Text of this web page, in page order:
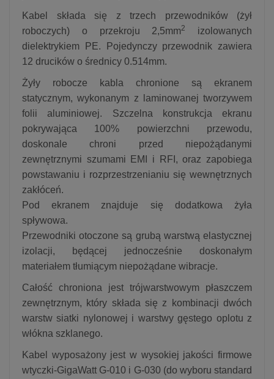
Kabel składa się z trzech przewodników (żył
roboczych) o przekroju 2,5mm2
izolowanych
dielektrykiem PE. Pojedynczy przewodnik zawiera
12 drucików o średnicy 0.514mm.
Żyły robocze kabla chronione są ekranem
statycznym, wykonanym z laminowanej tworzywem
folii aluminiowej. Szczelna konstrukcja ekranu
pokrywająca 100% powierzchni przewodu,
doskonale chroni przed niepożądanymi
zewnętrznymi szumami EMI i RFI, oraz zapobiega
powstawaniu i rozprzestrzenianiu się wewnętrznych
zakłóceń.
Pod ekranem znajduje się dodatkowa żyła
spływowa.
Przewodniki otoczone są grubą warstwą elastycznej
izolacji, będącej jednocześnie doskonałym
materiałem tłumiącym niepożądane wibracje.
Całość chroniona jest trójwarstwowym płaszczem
zewnętrznym, który składa się z kombinacji dwóch
warstw siatki nylonowej i warstwy gęstego oplotu z
włókna szklanego.
Kabel wyposażony jest w wysokiej jakości firmowe
wtyczki-GigaWatt G-010 i G-030 (do wyboru standard